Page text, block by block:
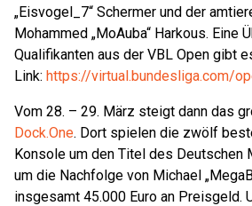
„Eisvogel_7“ Schermer und der
Mohammed „MoAuba“ Harkous. Eine
Qualifikanten aus der VBL Open gibt
Link: https://virtual.bundesliga.com/
Vom 28. – 29. März steigt dann das
Dock.One. Dort spielen die zwölf
Konsole um den Titel des Deutschen
um die Nachfolge von Michael
insgesamt 45.000 Euro an Preisgeld.